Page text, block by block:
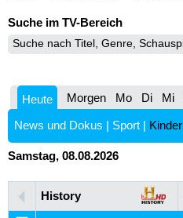
Suche im TV-Bereich
Heute Morgen Mo Di Mi
News und Dokus | Sport | Kinder
Samstag, 08.08.2026
History